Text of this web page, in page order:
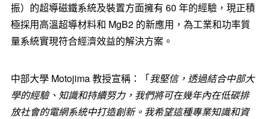
振）的超導磁鐵系統及裝置方面擁有 60 年的經驗，現正積
極採用高溫超導材料和 MgB2 的新應用，為工業和功率質
量系統實現符合經濟效益的解決方案。
中部大學 Motojima 教授宣稱：「我堅信，透過結合中部大
學的經驗、知識和持續努力，我們將可在幾年內在低碳排
放社會的電網系統中打造創新。我希望這種專業知識和資